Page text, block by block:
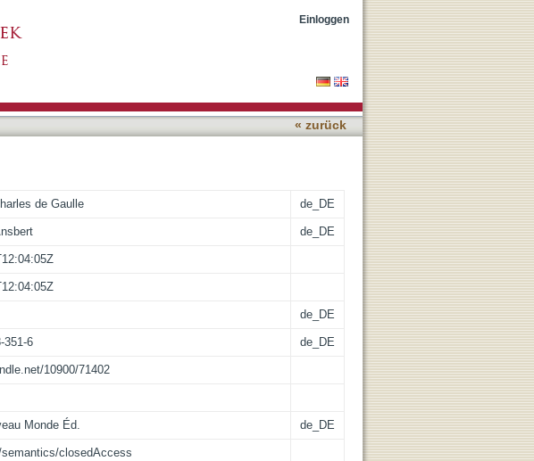
Einloggen
« zurück
de Gaulle de_DE
de_DE
de_DE
351-6 de_DE
10900/71402
Monde Éd. de_DE
closedAccess